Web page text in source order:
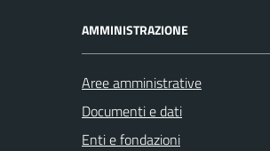
AMMINISTRAZIONE
Aree amministrative
Documenti e dati
Enti e fondazioni